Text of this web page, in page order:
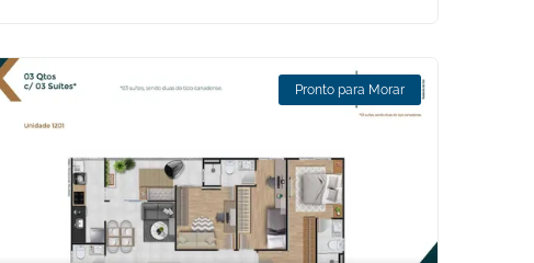
Pronto para Morar